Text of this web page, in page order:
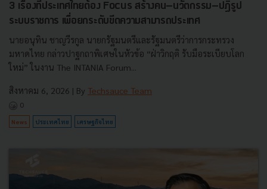
3 เรื่องที่ประเทศไทยต้อง Focus สร้างคน–นวัตกรรม–ปฏิรูป
ระบบราชการ เพื่อยกระดับขีดความสามารถประเทศ
นายอนุทิน ชาญวีรกูล นายกรัฐมนตรีและรัฐมนตรีว่าการกระทรวง
มหาดไทย กล่าวปาฐกถาพิเศษในหัวข้อ “ฝ่าวิกฤติ รับมือระเบียบโลก
ใหม่” ในงาน The INTANIA Forum...
สิงหาคม 6, 2026 | By Techsauce Team
0
News ประเทศไทย เศรษฐกิจไทย